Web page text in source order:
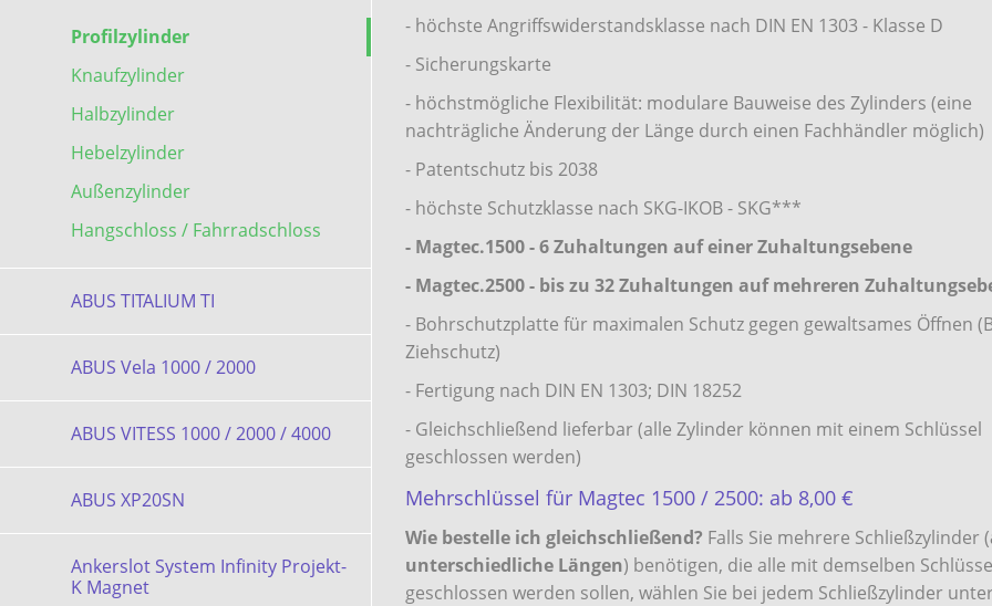
Profilzylinder
Knaufzylinder
Halbzylinder
Hebelzylinder
Außenzylinder
Hangschloss / Fahrradschloss
ABUS TITALIUM TI
ABUS Vela 1000 / 2000
ABUS VITESS 1000 / 2000 / 4000
ABUS XP20SN
Ankerslot System Infinity Projekt-
K Magnet
- höchste Angriffswiderstandsklasse nach DIN EN 1303 - Klasse D
- Sicherungskarte
- höchstmögliche Flexibilität: modulare Bauweise des Zylinders (eine
nachträgliche Änderung der Länge durch einen Fachhändler möglich)
- Patentschutz bis 2038
- höchste Schutzklasse nach SKG-IKOB - SKG***
- Magtec.1500 - 6 Zuhaltungen auf einer Zuhaltungsebene
- Magtec.2500 - bis zu 32 Zuhaltungen auf mehreren
- Bohrschutzplatte für maximalen Schutz gegen gewaltsames Öffnen
Ziehschutz)
- Fertigung nach DIN EN 1303; DIN 18252
- Gleichschließend lieferbar (alle Zylinder können mit einem Schlüssel
geschlossen werden)
Mehrschlüssel für Magtec 1500 / 2500: ab 8,00 €
Wie bestelle ich gleichschließend? Falls Sie mehrere Schließzylinder (
unterschiedliche Längen) benötigen, die alle mit demselben
geschlossen werden sollen, wählen Sie bei jedem Schließzylinder